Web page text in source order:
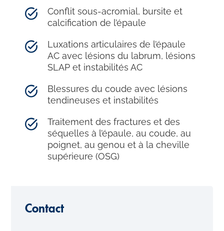
Conflit sous-acromial, bursite et
calcification de l’épaule
Luxations articulaires de l’épaule
AC avec lésions du labrum, lésions
SLAP et instabilités AC
Blessures du coude avec lésions
tendineuses et instabilités
Traitement des fractures et des
séquelles à l’épaule, au coude, au
poignet, au genou et à la cheville
supérieure (OSG)
Contact